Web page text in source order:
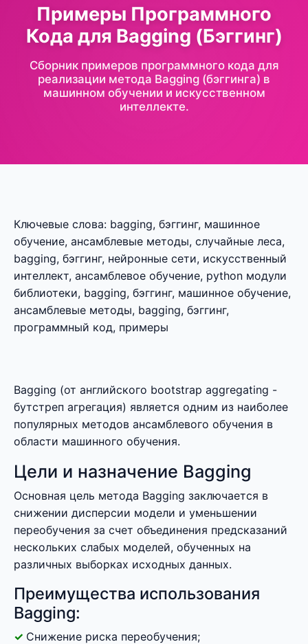
Примеры Программного
Кода для Bagging (Бэггинг)
Сборник примеров программного кода для
реализации метода Bagging (бэггинга) в
машинном обучении и искусственном
интеллекте.
Ключевые слова: bagging, бэггинг, машинное
обучение, ансамблевые методы, случайные леса,
bagging, бэггинг, нейронные сети, искусственный
интеллект, ансамблевое обучение, python модули
библиотеки, bagging, бэггинг, машинное обучение,
ансамблевые методы, bagging, бэггинг,
программный код, примеры
Bagging (от английского bootstrap aggregating -
бутстреп агрегация) является одним из наиболее
популярных методов ансамблевого обучения в
области машинного обучения.
Цели и назначение Bagging
Основная цель метода Bagging заключается в
снижении дисперсии модели и уменьшении
переобучения за счет объединения предсказаний
нескольких слабых моделей, обученных на
различных выборках исходных данных.
Преимущества использования
Bagging:
Снижение риска переобучения;